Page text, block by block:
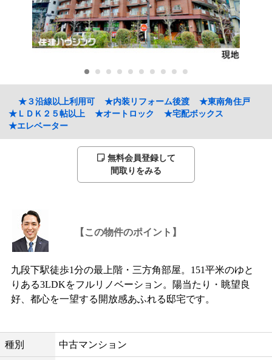
★３沿線以上利用可 ★内装リフォーム後渡
★東南角住戸
★ＬＤＫ２５帖以上
★オートロック
★宅配ボックス
★エレベーター
無料会員登録して
間取りをみる
【この物件のポイント】
九段下駅徒歩1分の最上階・三方角部屋。151平米のゆと
りある3LDKをフルリノベーション。陽当たり・眺望良
好、都心を一望する開放感あふれる邸宅です。
種別 中古マンション